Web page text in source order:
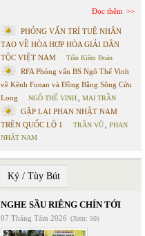
Đọc thêm
PHỎNG VẤN TRÍ TUỆ NHÂN
TẠO VỀ HÒA HỢP HÒA GIẢI DÂN
TỘC VIỆT NAM
Trần Kiêm Đoàn
RFA Phỏng vấn BS Ngô Thế Vinh
về Kênh Funan và Đồng Bằng Sông Cửu
Long
NGÔ THẾ VINH MAI TRẦN
GẶP LẠI PHAN NHẬT NAM
TRÊN QUỐC LỘ 1
TRẦN VŨ
PHAN
NHẬT NAM
Ký / Tùy Bút
NGHE SẦU RIÊNG CHÍN TỚI
07 Tháng Tám 2026 (Xem: 50)